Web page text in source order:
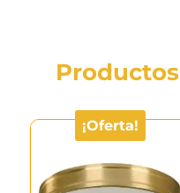
¡Oferta!